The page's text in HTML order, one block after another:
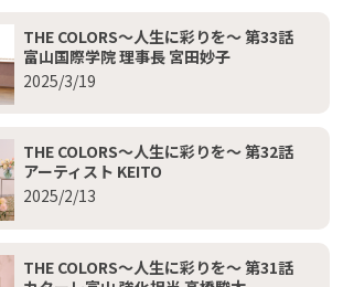
THE COLORS～人生に彩りを～ 第33話
富山国際学院 理事長 宮田妙子
2025/3/19
THE COLORS～人生に彩りを～ 第32話
アーティスト KEITO
2025/2/13
THE COLORS～人生に彩りを～ 第31話